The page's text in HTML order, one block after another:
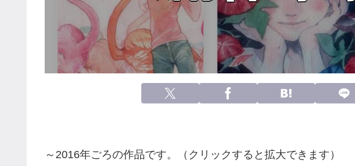
～2016年ごろの作品です。（クリックすると拡大できます）